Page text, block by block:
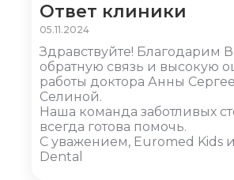
Ответ клиники
05.11.2024
Здравствуйте! Благодарим
обратную связь и высокую
работы доктора Анны
Селиной.
Наша команда заботливых
всегда готова помочь.
С уважением, Euromed Kids
Dental